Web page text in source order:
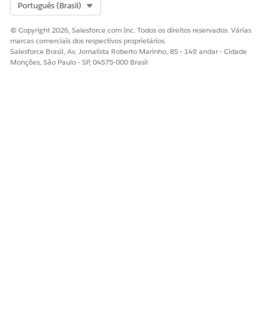
Português (Brasil)
© Copyright 2026, Salesforce.com Inc. Todos os direitos reservados. Várias
marcas comerciais dos respectivos proprietários.
Salesforce Brasil, Av. Jornalista Roberto Marinho, 85 - 14º andar - Cidade
Monções, São Paulo - SP, 04575-000 Brasil